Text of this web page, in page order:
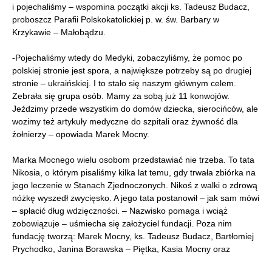
i pojechaliśmy – wspomina początki akcji ks. Tadeusz Budacz,
proboszcz Parafii Polskokatolickiej p. w. św. Barbary w
Krzykawie – Małobądzu.
-Pojechaliśmy wtedy do Medyki, zobaczyliśmy, że pomoc po
polskiej stronie jest spora, a największe potrzeby są po drugiej
stronie – ukraińskiej. I to stało się naszym głównym celem.
Zebrała się grupa osób. Mamy za sobą już 11 konwojów.
Jeździmy przede wszystkim do domów dziecka, sierocińców, ale
wozimy też artykuły medyczne do szpitali oraz żywność dla
żołnierzy – opowiada Marek Mocny.
Marka Mocnego wielu osobom przedstawiać nie trzeba. To tata
Nikosia, o którym pisaliśmy kilka lat temu, gdy trwała zbiórka na
jego leczenie w Stanach Zjednoczonych. Nikoś z walki o zdrową
nóżkę wyszedł zwycięsko. A jego tata postanowił – jak sam mówi
– spłacić dług wdzięczności. – Nazwisko pomaga i wciąż
zobowiązuje – uśmiecha się założyciel fundacji. Poza nim
fundację tworzą: Marek Mocny, ks. Tadeusz Budacz, Bartłomiej
Prychodko, Janina Borawska – Piętka, Kasia Mocny oraz